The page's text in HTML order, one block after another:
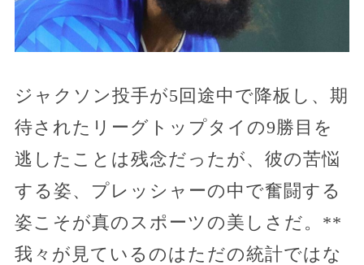
ジャクソン投手が5回途中で降板し、期
待されたリーグトップタイの9勝目を
逃したことは残念だったが、彼の苦悩
する姿、プレッシャーの中で奮闘する
姿こそが真のスポーツの美しさだ。**
我々が見ているのはただの統計ではな